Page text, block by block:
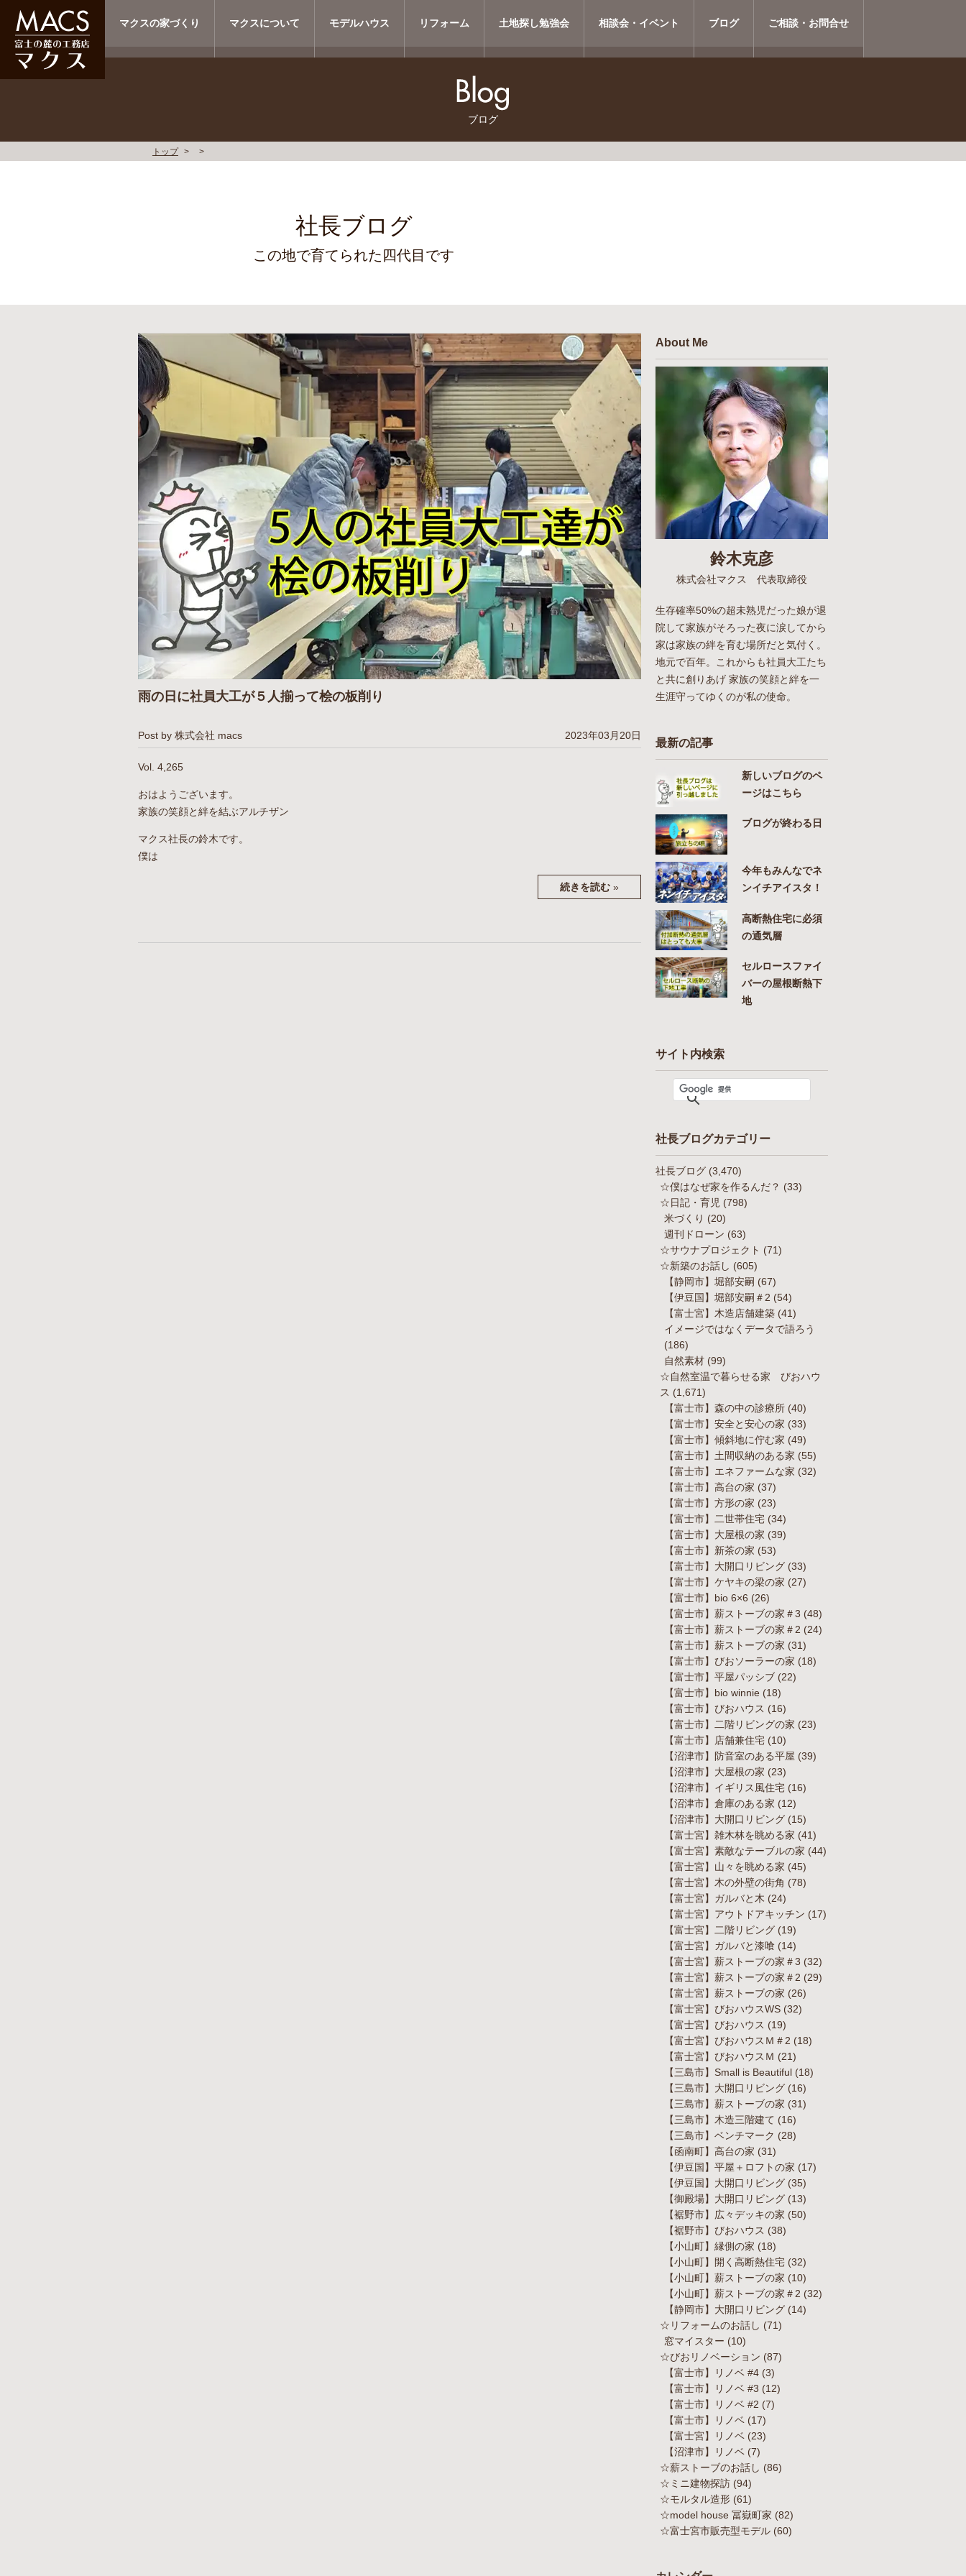
マクスの家づくり マクスについて モデルハウス リフォーム 土地探し勉強会 相談会・イベント ブログ ご相談・お問合せ
ブログ
トップ
社長ブログ
この地で育てられた四代目です
雨の日に社員大工が５人揃って桧の板削り
Post by 株式会社 macs 2023年03月20日
Vol. 4,265
おはようございます。
家族の笑顔と絆を結ぶアルチザン
マクス社長の鈴木です。
僕は
続きを読む »
About Me
鈴木克彦
株式会社マクス 代表取締役
生存確率50%の超未熟児だった娘が退
院して家族がそろった夜に涙してから
家は家族の絆を育む場所だと気付く。
地元で百年。これからも社員大工たち
と共に創りあげ 家族の笑顔と絆を一
生涯守ってゆくのが私の使命。
最新の記事
新しいブログのペ
ージはこちら
ブログが終わる日
今年もみんなでネ
ンイチアイスタ！
高断熱住宅に必須
の通気層
セルロースファイ
バーの屋根断熱下
地
サイト内検索
社長ブログカテゴリー
社長ブログ (3,470)
☆僕はなぜ家を作るんだ？ (33)
☆日記・育児 (798)
米づくり (20)
週刊ドローン (63)
☆サウナプロジェクト (71)
☆新築のお話し (605)
【静岡市】堀部安嗣 (67)
【伊豆国】堀部安嗣＃2 (54)
【富士宮】木造店舗建築 (41)
イメージではなくデータで語ろう
(186)
自然素材 (99)
☆自然室温で暮らせる家 びおハウ
ス (1,671)
【富士市】森の中の診療所 (40)
【富士市】安全と安心の家 (33)
【富士市】傾斜地に佇む家 (49)
【富士市】土間収納のある家 (55)
【富士市】エネファームな家 (32)
【富士市】高台の家 (37)
【富士市】方形の家 (23)
【富士市】二世帯住宅 (34)
【富士市】大屋根の家 (39)
【富士市】新茶の家 (53)
【富士市】大開口リビング (33)
【富士市】ケヤキの梁の家 (27)
【富士市】bio 6×6 (26)
【富士市】薪ストーブの家＃3 (48)
【富士市】薪ストーブの家＃2 (24)
【富士市】薪ストーブの家 (31)
【富士市】びおソーラーの家 (18)
【富士市】平屋パッシブ (22)
【富士市】bio winnie (18)
【富士市】びおハウス (16)
【富士市】二階リビングの家 (23)
【富士市】店舗兼住宅 (10)
【沼津市】防音室のある平屋 (39)
【沼津市】大屋根の家 (23)
【沼津市】イギリス風住宅 (16)
【沼津市】倉庫のある家 (12)
【沼津市】大開口リビング (15)
【富士宮】雑木林を眺める家 (41)
【富士宮】素敵なテーブルの家 (44)
【富士宮】山々を眺める家 (45)
【富士宮】木の外壁の街角 (78)
【富士宮】ガルバと木 (24)
【富士宮】アウトドアキッチン (17)
【富士宮】二階リビング (19)
【富士宮】ガルバと漆喰 (14)
【富士宮】薪ストーブの家＃3 (32)
【富士宮】薪ストーブの家＃2 (29)
【富士宮】薪ストーブの家 (26)
【富士宮】びおハウスWS (32)
【富士宮】びおハウス (19)
【富士宮】びおハウスＭ＃2 (18)
【富士宮】びおハウスＭ (21)
【三島市】Small is Beautiful (18)
【三島市】大開口リビング (16)
【三島市】薪ストーブの家 (31)
【三島市】木造三階建て (16)
【三島市】ベンチマーク (28)
【函南町】高台の家 (31)
【伊豆国】平屋＋ロフトの家 (17)
【伊豆国】大開口リビング (35)
【御殿場】大開口リビング (13)
【裾野市】広々デッキの家 (50)
【裾野市】びおハウス (38)
【小山町】縁側の家 (18)
【小山町】開く高断熱住宅 (32)
【小山町】薪ストーブの家 (10)
【小山町】薪ストーブの家＃2 (32)
【静岡市】大開口リビング (14)
☆リフォームのお話し (71)
窓マイスター (10)
☆びおリノベーション (87)
【富士市】リノベ #4 (3)
【富士市】リノベ #3 (12)
【富士市】リノベ #2 (7)
【富士市】リノベ (17)
【富士宮】リノベ (23)
【沼津市】リノベ (7)
☆薪ストーブのお話し (86)
☆ミニ建物探訪 (94)
☆モルタル造形 (61)
☆model house 冨嶽町家 (82)
☆富士宮市販売型モデル (60)